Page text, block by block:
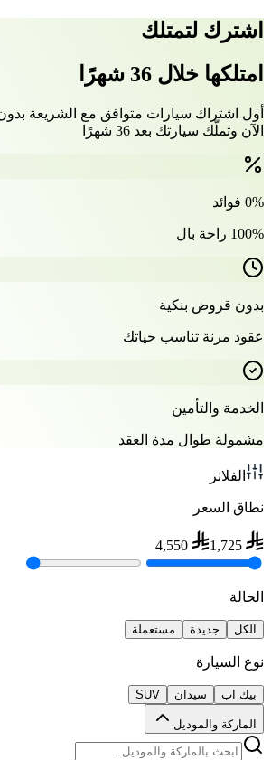
اشترك لتمتلك
امتلكها خلال 36 شهرًا
الآن وتملّك سيارتك بعد 36 شهرًا
0% فوائد
100% راحة بال
بدون قروض بنكية
عقود مرنة تناسب حياتك
الخدمة والتأمين
مشمولة طوال مدة العقد
الفلاتر
نطاق السعر
1,725
4,550
الحالة
الكل جديدة مستعملة
نوع السيارة
بيك اب سيدان SUV
الماركة والموديل